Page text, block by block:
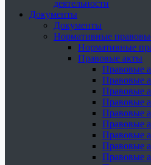
деятельности
Документы
Документы
Нормативные
Нормативные
Правовые акты
Правовые
Правовые
Правовые
Правовые
Правовые
Правовые
Правовые
Правовые
Правовые